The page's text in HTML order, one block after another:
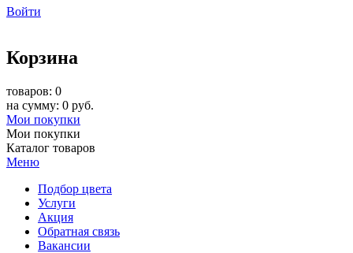
Войти
Корзина
товаров: 0
на сумму: 0 руб.
Мои покупки
Мои покупки
Каталог товаров
Меню
Подбор цвета
Услуги
Акция
Обратная связь
Вакансии